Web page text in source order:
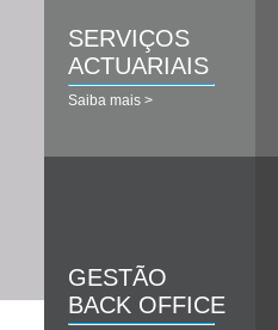
SERVIÇOS
ACTUARIAIS
Saiba mais >
GESTÃO
BACK OFFICE